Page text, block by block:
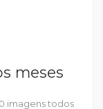
meses
imagens todos